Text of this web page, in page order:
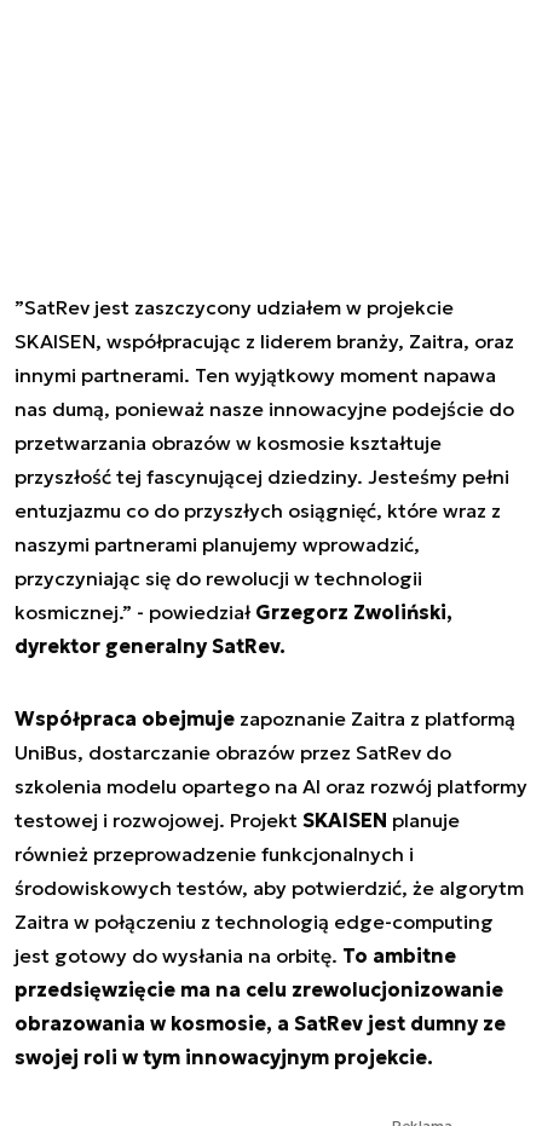
”SatRev jest zaszczycony udziałem w projekcie
SKAISEN, współpracując z liderem branży, Zaitra, oraz
innymi partnerami. Ten wyjątkowy moment napawa
nas dumą, ponieważ nasze innowacyjne podejście do
przetwarzania obrazów w kosmosie kształtuje
przyszłość tej fascynującej dziedziny. Jesteśmy pełni
entuzjazmu co do przyszłych osiągnięć, które wraz z
naszymi partnerami planujemy wprowadzić,
przyczyniając się do rewolucji w technologii
kosmicznej.” - powiedział Grzegorz Zwoliński,
dyrektor generalny SatRev.
Współpraca obejmuje zapoznanie Zaitra z platformą
UniBus, dostarczanie obrazów przez SatRev do
szkolenia modelu opartego na AI oraz rozwój platformy
testowej i rozwojowej. Projekt SKAISEN planuje
również przeprowadzenie funkcjonalnych i
środowiskowych testów, aby potwierdzić, że algorytm
Zaitra w połączeniu z technologią edge-computing
jest gotowy do wysłania na orbitę. To ambitne
przedsięwzięcie ma na celu zrewolucjonizowanie
obrazowania w kosmosie, a SatRev jest dumny ze
swojej roli w tym innowacyjnym projekcie.